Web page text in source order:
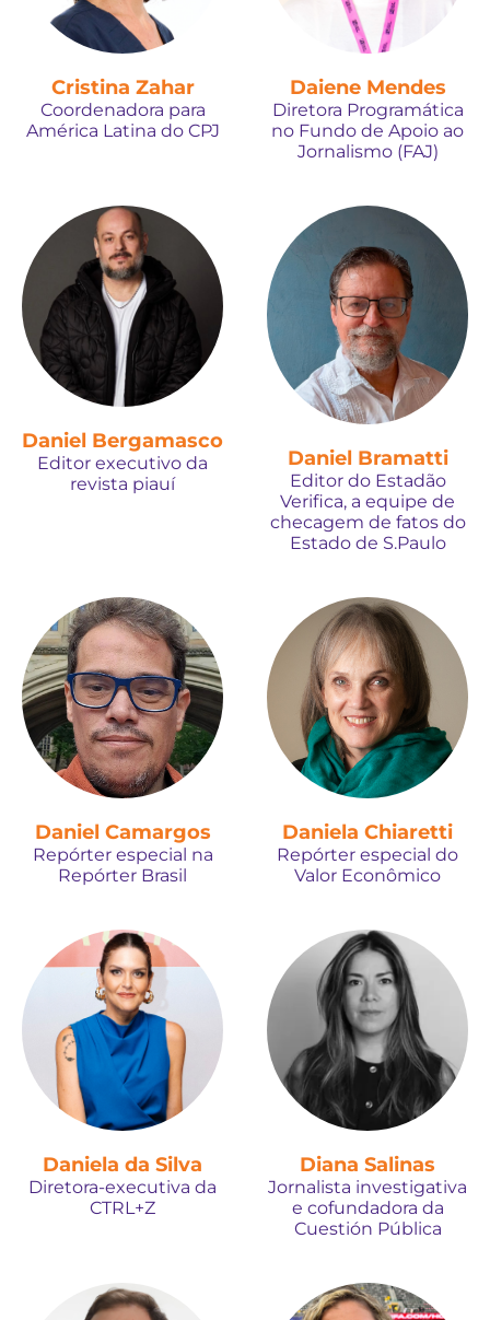
Cristina Zahar
Coordenadora para
América Latina do CPJ
Daiene Mendes
Diretora Programática
no Fundo de Apoio ao
Jornalismo (FAJ)
Daniel Bergamasco
Editor executivo da
revista piauí
Daniel Bramatti
Editor do Estadão
Verifica, a equipe de
checagem de fatos do
Estado de S.Paulo
Daniel Camargos
Repórter especial na
Repórter Brasil
Daniela Chiaretti
Repórter especial do
Valor Econômico
Daniela da Silva
Diretora-executiva da
CTRL+Z
Diana Salinas
Jornalista investigativa
e cofundadora da
Cuestión Pública